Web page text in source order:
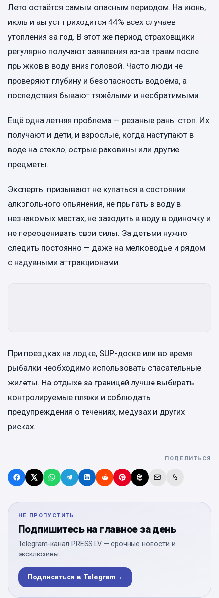
Лето остаётся самым опасным периодом. На июнь,
июль и август приходится 44% всех случаев
утопления за год. В этот же период страховщики
регулярно получают заявления из-за травм после
прыжков в воду вниз головой. Часто люди не
проверяют глубину и безопасность водоёма, а
последствия бывают тяжёлыми и необратимыми.
Ещё одна летняя проблема — резаные раны стоп. Их
получают и дети, и взрослые, когда наступают в
воде на стекло, острые раковины или другие
предметы.
Эксперты призывают не купаться в состоянии
алкогольного опьянения, не прыгать в воду в
незнакомых местах, не заходить в воду в одиночку и
не переоценивать свои силы. За детьми нужно
следить постоянно — даже на мелководье и рядом
с надувными аттракционами.
При поездках на лодке, SUP-доске или во время
рыбалки необходимо использовать спасательные
жилеты. На отдыхе за границей лучше выбирать
контролируемые пляжи и соблюдать
предупреждения о течениях, медузах и других
рисках.
ПОДЕЛИТЬСЯ
НЕ ПРОПУСТИТЬ
Подпишитесь на главное за день
Telegram-канал PRESS.LV — срочные новости и
эксклюзивы.
Подписаться в Telegram→